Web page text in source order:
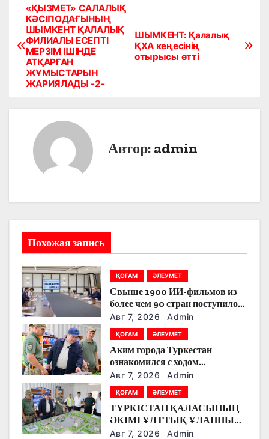
Н
а
в
и
я
п
о
з
а
п
и
с
я
м
ШЫМКЕНТ: Қалалық
ҚХА кеңесінің
отырысы өтті
«ҚЫЗМЕТ» САЛАЛЫҚ
КӘСІПОДАҒЫНЫҢ
ШЫМКЕНТ ҚАЛАЛЫҚ
ФИЛИАЛЫ ЕСЕПТІ
МЕРЗІМ ІШІНДЕ
АТҚАРҒАН
ЖҰМЫСТАРЫН
ЖАРИЯЛАДЫ -2-
Автор: admin
Похожая запись
ҚОҒАМ ӘЛЕУМЕТ
Свыше 1900 ИИ-фильмов из
более чем 90 стран поступило
на Astana AI Film Festival
Авг 7, 2026 Admin
ҚОҒАМ ӘЛЕУМЕТ
Аким города Туркестан
ознакомился с ходом
строительства военного
городка Национальной гвардии
Авг 7, 2026 Admin
ҚОҒАМ ӘЛЕУМЕТ
ТҮРКІСТАН ҚАЛАСЫНЫҢ
ӘКІМІ ҰЛТТЫҚ ҰЛАННЫҢ
ЖАҢА ӘСКЕРИ
Авг 7, 2026 Admin